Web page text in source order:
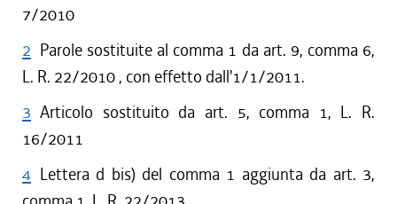
7/2010
2 Parole sostituite al comma 1 da art. 9, comma 6,
L. R. 22/2010 , con effetto dall'1/1/2011.
3 Articolo sostituito da art. 5, comma 1, L. R.
16/2011
4 Lettera d bis) del comma 1 aggiunta da art. 3,